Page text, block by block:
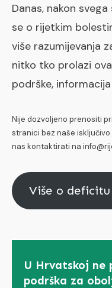
Danas, nakon
se o rijetkim
više razumijevanja
nitko tko prolazi
podrške,
Nije dozvoljeno prenositi
stranici bez naše
nas kontaktirati na
Više o
U Hrvatskoj ne
podrška za